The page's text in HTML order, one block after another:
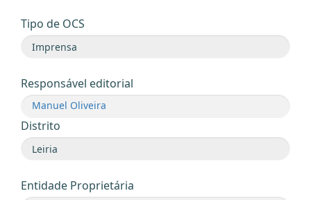
Tipo de OCS
Responsável editorial
Manuel Oliveira
Distrito
Entidade Proprietária